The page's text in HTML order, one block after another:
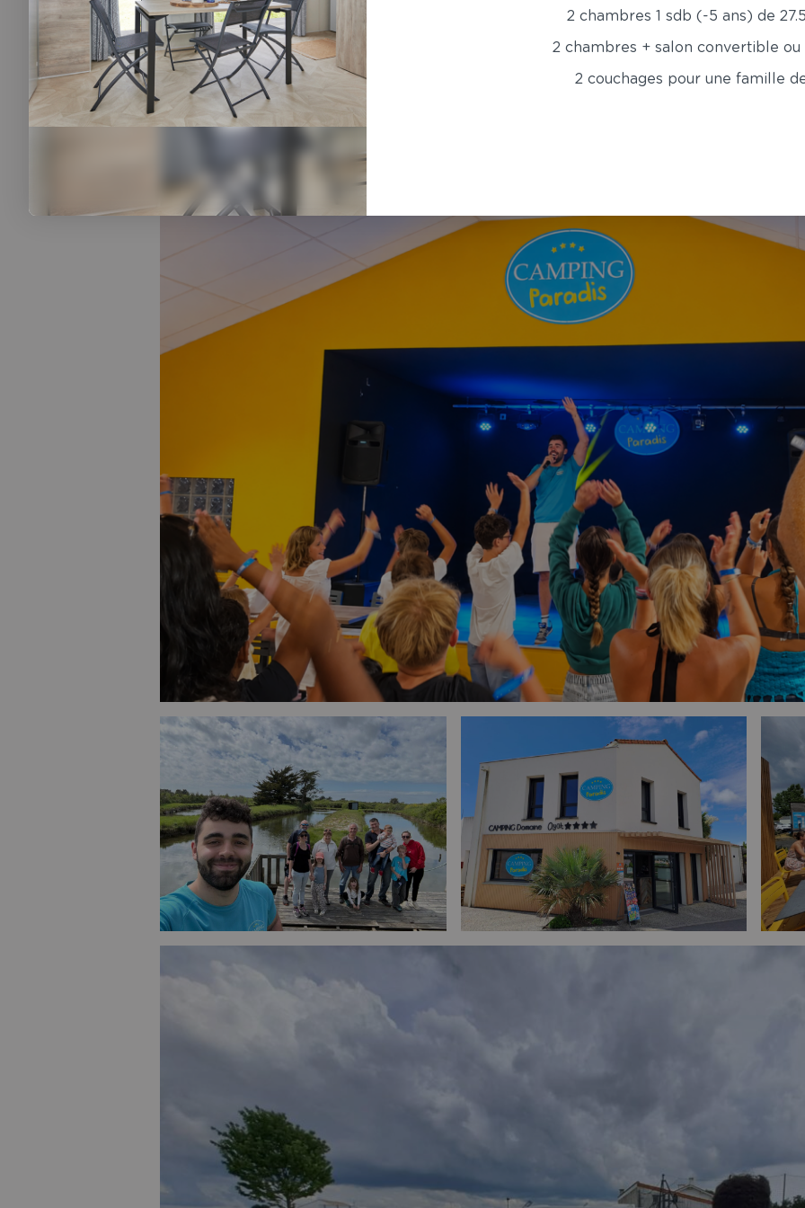
2 chambres 1 sdb (-5 ans) de
2 chambres + salon convertible
2 couchages pour une famille
camping. Ils pourront ainsi appréciez le calme des lieux !
Notreaire de camping car en Vendée
La position de l’établissement et ses vous offrent un accès direct àSaint
voile et de la plaisance est aussi une cité maritime tout au long de l’année et un lieu
aujourd’hui des vacances inoubliables au camping Domaine Oyat. Le camping se trouve
Lui-même au cœur d’une région exceptionnelle et vivante qui saura vous
attend dans cette charmante commune pendant vos